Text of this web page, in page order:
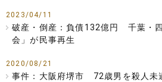
2023/04/11
破産・倒産：負債132億円 千葉・
会」が民事再生
2020/08/21
事件：大阪府堺市 72歳男を殺人